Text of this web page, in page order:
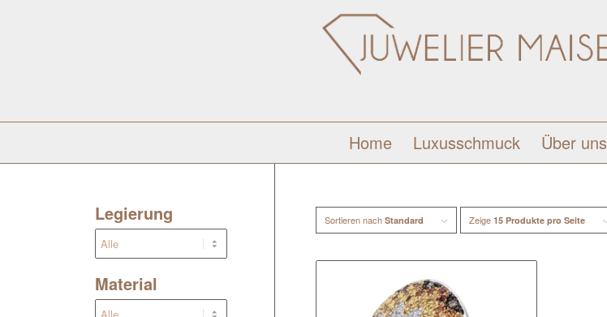
Home Luxusschmuck Über uns
Sortieren nachStandard Zeige15 Produkte pro Seite
Legierung
Material